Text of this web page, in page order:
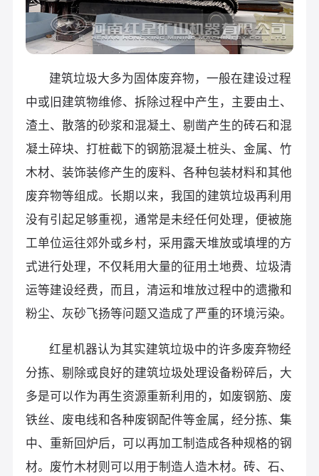
建筑垃圾大多为固体废弃物，一般在建设过程
中或旧建筑物维修、拆除过程中产生，主要由土、
渣土、散落的砂浆和混凝土、剔凿产生的砖石和混
凝土碎块、打桩截下的钢筋混凝土桩头、金属、竹
木材、装饰装修产生的废料、各种包装材料和其他
废弃物等组成。长期以来，我国的建筑垃圾再利用
没有引起足够重视，通常是未经任何处理，便被施
工单位运往郊外或乡村，采用露天堆放或填埋的方
式进行处理，不仅耗用大量的征用土地费、垃圾清
运等建设经费，而且，清运和堆放过程中的遗撒和
粉尘、灰砂飞扬等问题又造成了严重的环境污染。
红星机器认为其实建筑垃圾中的许多废弃物经
分拣、剔除或良好的建筑垃圾处理设备粉碎后，大
多是可以作为再生资源重新利用的，如废钢筋、废
铁丝、废电线和各种废钢配件等金属，经分拣、集
中、重新回炉后，可以再加工制造成各种规格的钢
材。废竹木材则可以用于制造人造木材。砖、石、